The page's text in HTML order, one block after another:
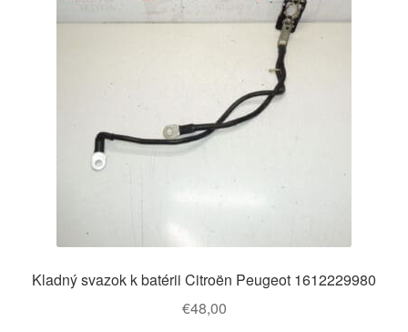
Obchodné podmienky
Kladný svazok k batérii Citroën Peugeot 1612229980
€48,00